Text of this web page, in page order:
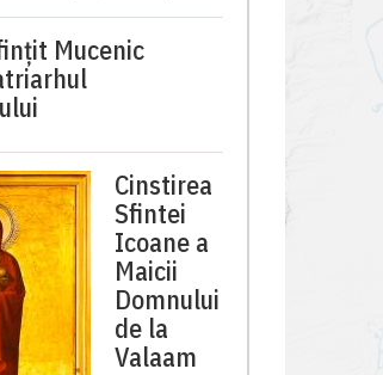
Mucenic
Cinstirea
Sfintei
Icoane a
Maicii
Domnului
de la
Valaam